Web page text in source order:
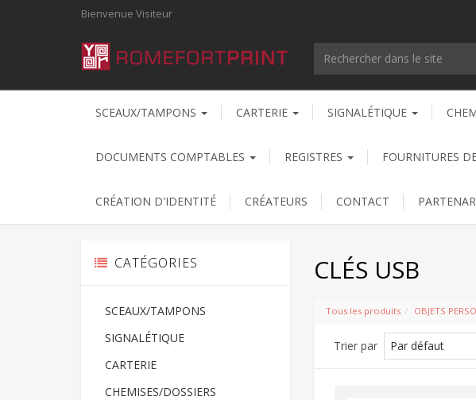
Bienvenue Visiteur
SCEAUX/TAMPONS CARTERIE SIGNALÉTIQUE
DOCUMENTS COMPTABLES REGISTRES FOURNITURES
CRÉATION D'IDENTITÉ CRÉATEURS CONTACT
CATÉGORIES
SCEAUX/TAMPONS
SIGNALÉTIQUE
CARTERIE
CHEMISES/DOSSIERS
CLÉS USB
Tous les produits OBJETS
Trier par